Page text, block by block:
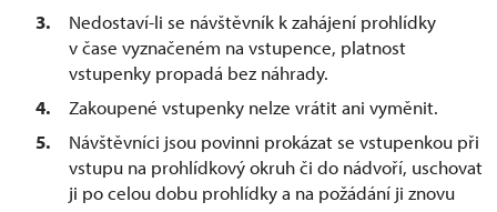
Nedostaví-li se návštěvník k zahájení prohlídky
v čase vyznačeném na vstupence, platnost
vstupenky propadá bez náhrady.
Zakoupené vstupenky nelze vrátit ani vyměnit.
Návštěvníci jsou povinni prokázat se vstupenkou při
vstupu na prohlídkový okruh či do nádvoří, uschovat
ji po celou dobu prohlídky a na požádání ji znovu